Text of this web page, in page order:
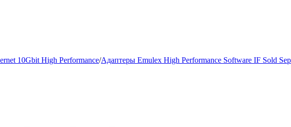
10Gbit High Performance/Адаптеры Emulex High Performance Software IF Sold